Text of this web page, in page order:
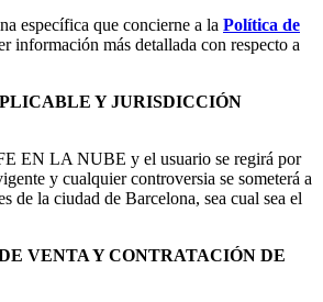
específica que concierne a la Política de
información más detallada con respecto a
Y JURISDICCIÓN
EN LA NUBE y el usuario se regirá por
y cualquier controversia se someterá a
de la ciudad de Barcelona, sea cual sea el
VENTA Y CONTRATACIÓN DE